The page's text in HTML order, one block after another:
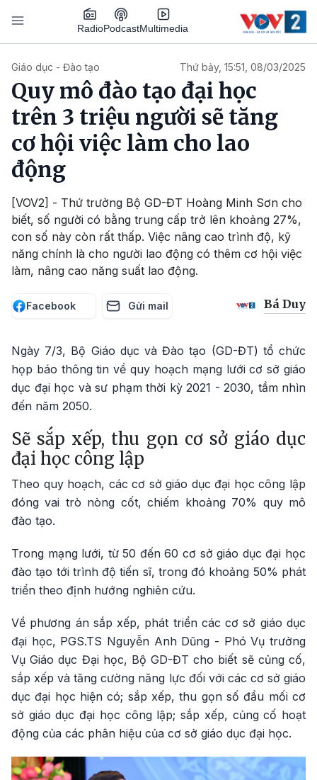
Nhảy đến nội dung
RadioPodcastMultimedia
Giáo dục - Đào tạo Thứ bảy, 15:51, 08/03/2025
Quy mô đào tạo đại học
trên 3 triệu người sẽ tăng
cơ hội việc làm cho lao
động
[VOV2] - Thứ trưởng Bộ GD-ĐT Hoàng Minh Sơn cho
biết, số người có bằng trung cấp trở lên khoảng 27%,
con số này còn rất thấp. Việc nâng cao trình độ, kỹ
năng chính là cho người lao động có thêm cơ hội việc
làm, nâng cao năng suất lao động.
Facebook Gửi mail Bá Duy
Ngày 7/3, Bộ Giáo dục và Đào tạo (GD-ĐT) tổ chức
họp báo thông tin về quy hoạch mạng lưới cơ sở giáo
dục đại học và sư phạm thời kỳ 2021 - 2030, tầm nhìn
đến năm 2050.
Sẽ sắp xếp, thu gọn cơ sở giáo dục
đại học công lập
Theo quy hoạch, các cơ sở giáo dục đại học công lập
đóng vai trò nòng cốt, chiếm khoảng 70% quy mô
đào tạo.
Trong mạng lưới, từ 50 đến 60 cơ sở giáo dục đại học
đào tạo tới trình độ tiến sĩ, trong đó khoảng 50% phát
triển theo định hướng nghiên cứu.
Về phương án sắp xếp, phát triển các cơ sở giáo dục
đại học, PGS.TS Nguyễn Anh Dũng - Phó Vụ trưởng
Vụ Giáo dục Đại học, Bộ GD-ĐT cho biết sẽ củng cố,
sắp xếp và tăng cường năng lực đối với các cơ sở giáo
dục đại học hiện có; sắp xếp, thu gọn số đầu mối cơ
sở giáo dục đại học công lập; sắp xếp, củng cố hoạt
động của các phân hiệu của cơ sở giáo dục đại học.